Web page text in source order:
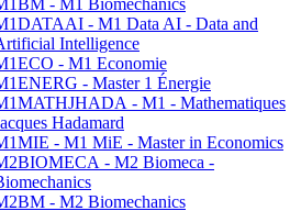
- M1 Biomechanics
- M1 Data AI - Data and
Intelligence
- M1 Economie
- Master 1 Énergie
- M1 - Mathematiques
Hadamard
- M1 MiE - Master in Economics
- M2 Biomeca -
- M2 Biomechanics